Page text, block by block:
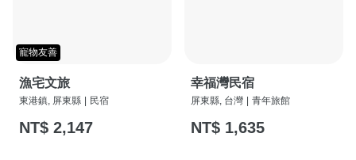
寵物友善
漁宅文旅
東港鎮, 屏東縣 民宿
NT$ 2,147
幸福灣民宿
屏東縣, 台灣 青年旅館
NT$ 1,635